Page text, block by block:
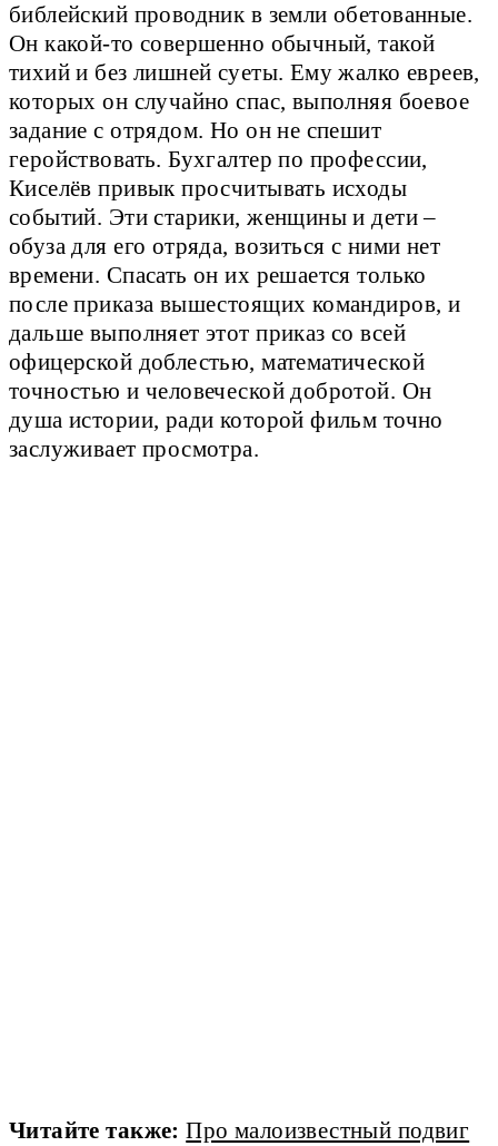
библейский проводник в земли обетованные.
Он какой-то совершенно обычный, такой
тихий и без лишней суеты. Ему жалко евреев,
которых он случайно спас, выполняя боевое
задание с отрядом. Но он не спешит
геройствовать. Бухгалтер по профессии,
Киселёв привык просчитывать исходы
событий. Эти старики, женщины и дети –
обуза для его отряда, возиться с ними нет
времени. Спасать он их решается только
после приказа вышестоящих командиров, и
дальше выполняет этот приказ со всей
офицерской доблестью, математической
точностью и человеческой добротой. Он
душа истории, ради которой фильм точно
заслуживает просмотра.
Читайте также:Про малоизвестный подвиг